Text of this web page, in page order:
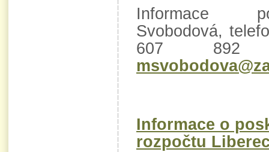
Informace
Svobodová,
607 892
Informace o
rozpočtu